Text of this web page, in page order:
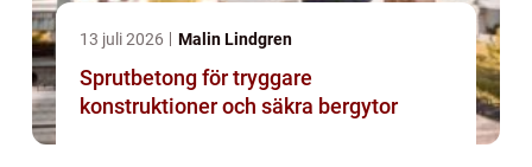
13 juli 2026 Malin Lindgren
Sprutbetong för tryggare
konstruktioner och säkra bergytor